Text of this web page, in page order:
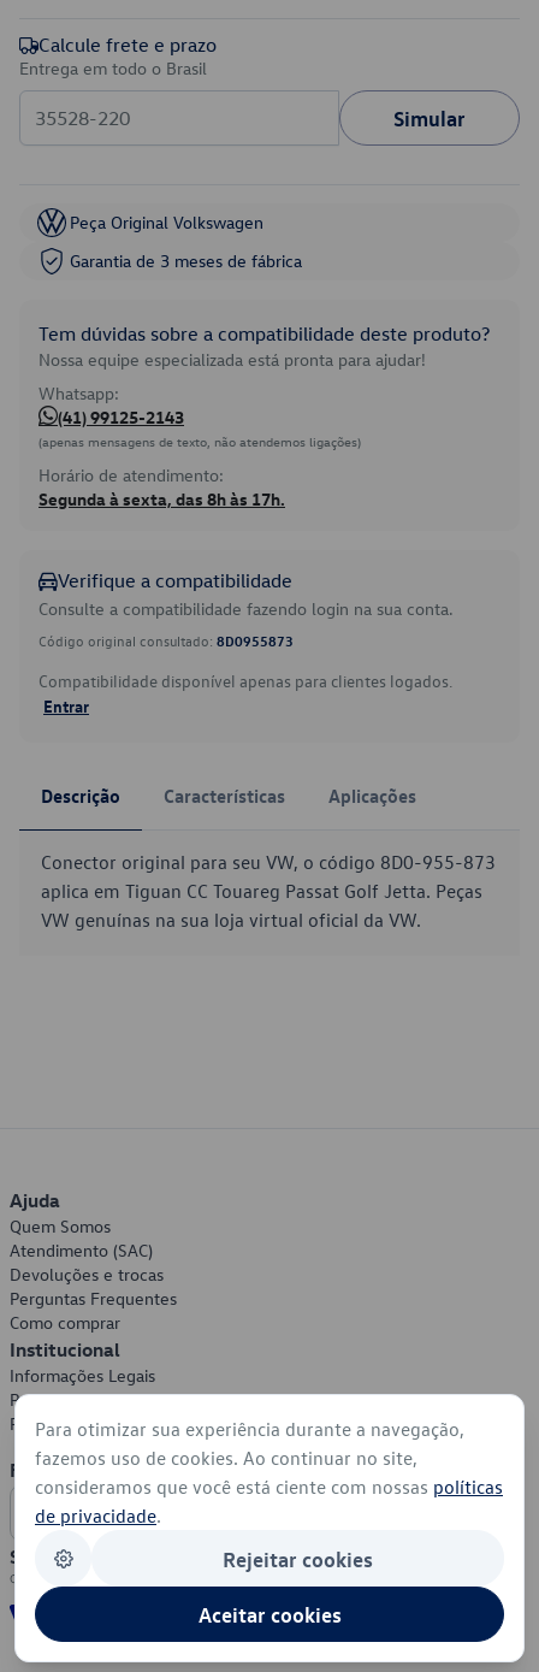
Calcule frete e prazo
Entrega em todo o Brasil
Simular
Peça Original Volkswagen
Garantia de 3 meses de fábrica
Tem dúvidas sobre a compatibilidade deste produto?
Nossa equipe especializada está pronta para ajudar!
Whatsapp:
(41) 99125-2143
(apenas mensagens de texto, não atendemos ligações)
Horário de atendimento:
Segunda à sexta, das 8h às 17h.
Verifique a compatibilidade
Consulte a compatibilidade fazendo login na sua conta.
Código original consultado: 8D0955873
Compatibilidade disponível apenas para clientes logados.
Entrar
Descrição Características Aplicações
Conector original para seu VW, o código 8D0-955-873
aplica em Tiguan CC Touareg Passat Golf Jetta. Peças
VW genuínas na sua loja virtual oficial da VW.
Ajuda
Quem Somos
Atendimento (SAC)
Devoluções e trocas
Perguntas Frequentes
Como comprar
Institucional
Informações Legais
Política de Privacidade
Política de Cookies
Formas de Pagamento
Segurança
Para otimizar sua experiência durante a navegação,
fazemos uso de cookies. Ao continuar no site,
consideramos que você está ciente com nossas políticas
de privacidade.
Rejeitar cookies
Aceitar cookies